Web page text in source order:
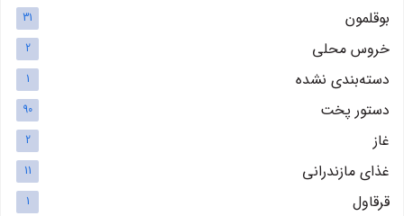
بوقلمون 31
خروس محلی 2
دسته‌بندی نشده 1
دستور پخت 90
غاز 2
غذای مازندرانی 11
قرقاول 1